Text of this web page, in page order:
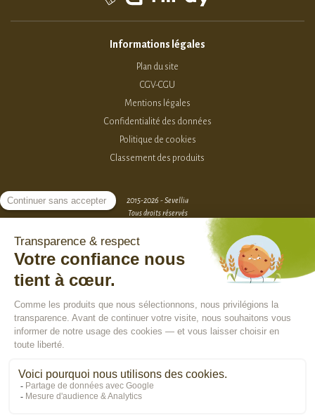
Informations légales
Plan du site
CGV-CGU
Mentions légales
Confidentialité des données
Politique de cookies
Classement des produits
2015-2026 - Sevellia
Tous droits réservés
ACCÈS VENDEURS
CONTACTEZ-NOUS
SE CONNECTER
Rejoindre la communauté :